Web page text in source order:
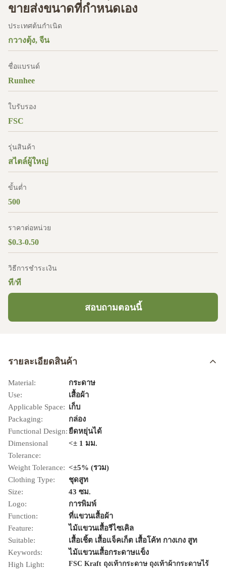
ขายส่งขนาดที่กำหนดเอง
ประเทศต้นกำเนิด
กวางตุ้ง, จีน
ชื่อแบรนด์
Runhee
ใบรับรอง
FSC
รุ่นสินค้า
สไตล์ผู้ใหญ่
ขั้นต่ำ
500
ราคาต่อหน่วย
$0.3-0.50
วิธีการชำระเงิน
ที/ที
สอบถามตอนนี้
รายละเอียดสินค้า
Material:
กระดาษ
Use:
เสื้อผ้า
Applicable Space: เก็บ
Packaging:
กล่อง
Functional Design: ยืดหยุ่นได้
Dimensional
Tolerance:
<± 1 มม.
Weight Tolerance: <±5% (รวม)
Clothing Type:
ชุดสูท
Size:
43 ซม.
Logo:
การพิมพ์
Function:
ที่แขวนเสื้อผ้า
Feature:
ไม้แขวนเสื้อรีไซเคิล
Suitable:
เสื้อเชิ้ต เสื้อแจ็คเก็ต เสื้อโค้ท กางเกง สูท
Keywords:
ไม้แขวนเสื้อกระดาษแข็ง
High Light:
FSC Kraft ถุงเท้ากระดาษ ถุงเท้าผ้ากระดาษไร้